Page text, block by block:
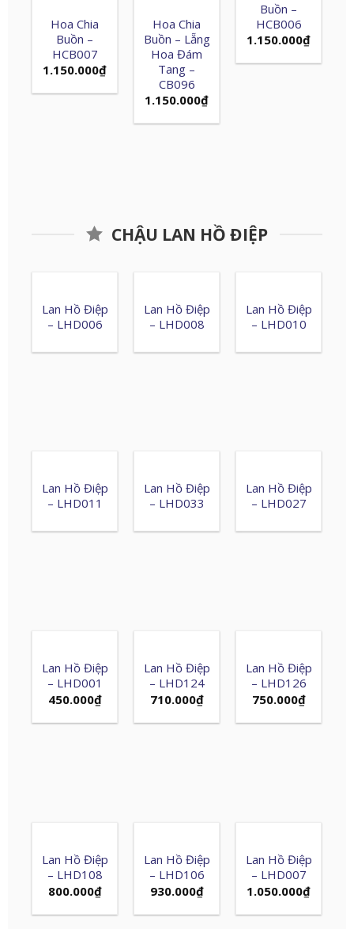
Buồn –
HCB006
1.150.000₫
Hoa Chia
Buồn –
HCB007
1.150.000₫
Hoa Chia
Buồn – Lẵng
Hoa Đám
Tang –
CB096
1.150.000₫
CHẬU LAN HỒ ĐIỆP
Lan Hồ Điệp
– LHD006
Lan Hồ Điệp
– LHD008
Lan Hồ Điệp
– LHD010
Lan Hồ Điệp
– LHD011
Lan Hồ Điệp
– LHD033
Lan Hồ Điệp
– LHD027
Lan Hồ Điệp
– LHD001
450.000₫
Lan Hồ Điệp
– LHD124
710.000₫
Lan Hồ Điệp
– LHD126
750.000₫
Lan Hồ Điệp
– LHD108
800.000₫
Lan Hồ Điệp
– LHD106
930.000₫
Lan Hồ Điệp
– LHD007
1.050.000₫